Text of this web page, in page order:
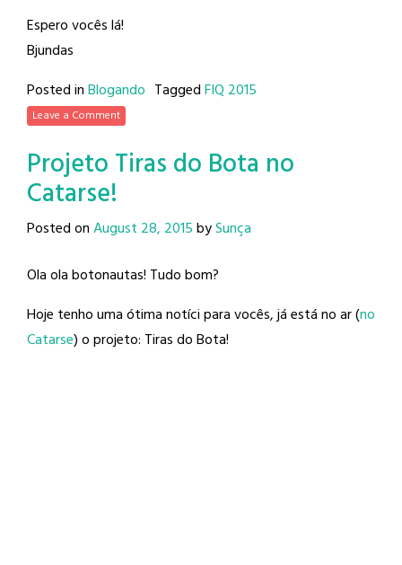
Espero vocês lá!
Bjundas
Posted inBlogando TaggedFIQ 2015
Leave a Comment
Projeto Tiras do Bota no
Catarse!
Posted onAugust 28, 2015bySunça
Ola ola botonautas! Tudo bom?
Hoje tenho uma ótima notíci para vocês, já está no ar (no
Catarse) o projeto: Tiras do Bota!